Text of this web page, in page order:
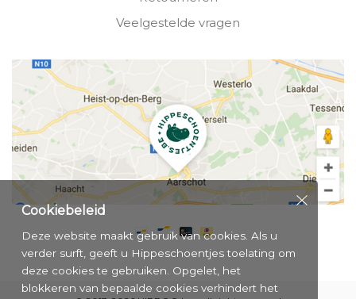
Veelgestelde vragen
Cookiebeleid
Deze website maakt gebruik van cookies. Als u
verder surft, geeft u Hippeschoentjes toelating om
deze cookies te gebruiken. Opgelet, het
blokkeren van bepaalde cookies verhindert het